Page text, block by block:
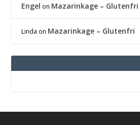
Engel on Mazarinkage – Glutenfri
Linda on Mazarinkage – Glutenfri